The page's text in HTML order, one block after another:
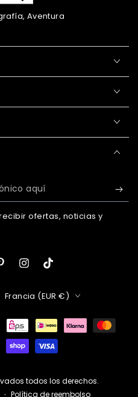
Aventura
ofertas, noticias y
Instagram
TikTok
todos los derechos.
Política de reembolso
Francia (EUR €)